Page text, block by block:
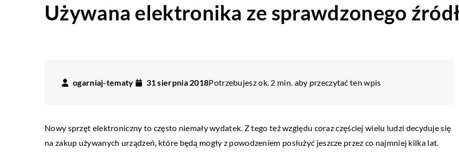
Używana elektronika ze sprawdzonego
ogarniaj-tematy 31 sierpnia 2018Potrzebujesz ok. 2 min. aby przeczytać ten wpis
Nowy sprzęt elektroniczny to często niemały wydatek. Z tego też względu coraz częściej wielu ludzi decyduje się
na zakup używanych urządzeń, które będą mogły z powodzeniem posłużyć jeszcze przez co najmniej kilka lat.
17 kwietnia 2020 01 lutego 2020